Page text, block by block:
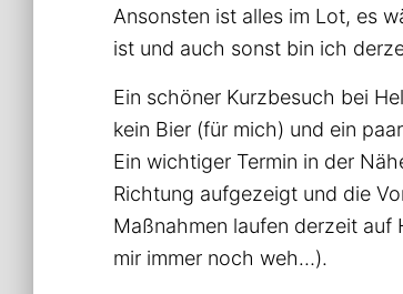
Ansonsten ist alles im Lot, es
ist und auch sonst bin ich
Ein schöner Kurzbesuch bei
kein Bier (für mich) und ein
Ein wichtiger Termin in der
Richtung aufgezeigt und die
Maßnahmen laufen derzeit
mir immer noch weh…).